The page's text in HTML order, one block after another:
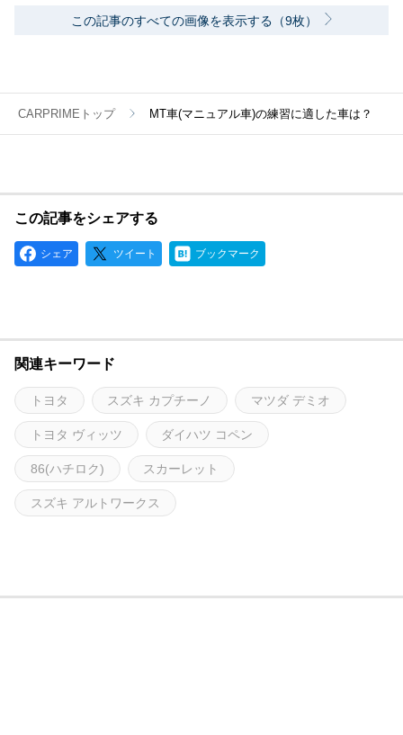
この記事のすべての画像を表示する（9枚）
CARPRIMEトップ MT車(マニュアル車)の練習に適した車は？
この記事をシェアする
シェア ツイート ブックマーク
関連キーワード
トヨタ スズキ カプチーノ マツダ デミオ
トヨタ ヴィッツ ダイハツ コペン
86(ハチロク) スカーレット
スズキ アルトワークス